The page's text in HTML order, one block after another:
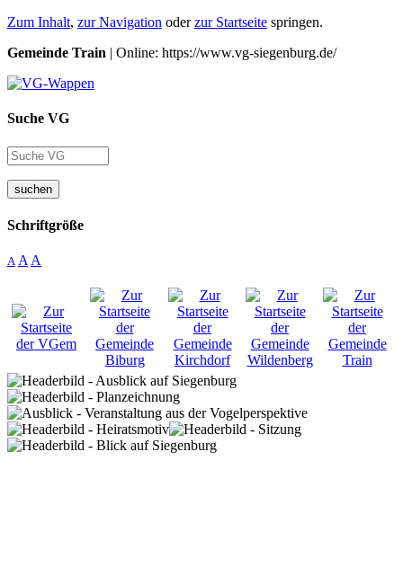
Zum Inhalt, zur Navigation oderzur Startseite springen.
Gemeinde Train | Online: https://www.vg-siegenburg.de/
Suche VG
suchen
Schriftgröße
A A A